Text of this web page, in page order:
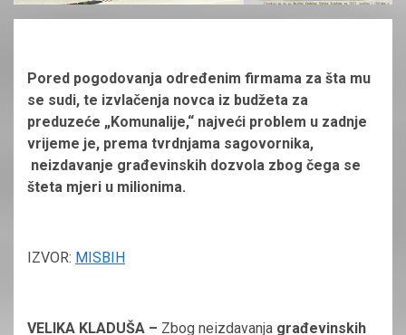
Pored pogodovanja određenim firmama za šta mu
se sudi, te izvlačenja novca iz budžeta za
preduzeće „Komunalije,“ najveći problem u zadnje
vrijeme je, prema tvrdnjama sagovornika,
neizdavanje građevinskih dozvola zbog čega se
šteta mjeri u milionima.
IZVOR: MISBIH
VELIKA KLADUŠA – Zbog neizdavanja građevinskih